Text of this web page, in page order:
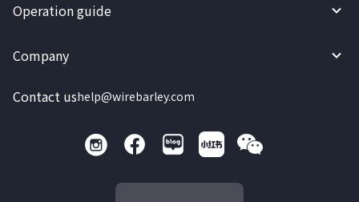
Operation guide
Company
Contact ushelp@wirebarley.com